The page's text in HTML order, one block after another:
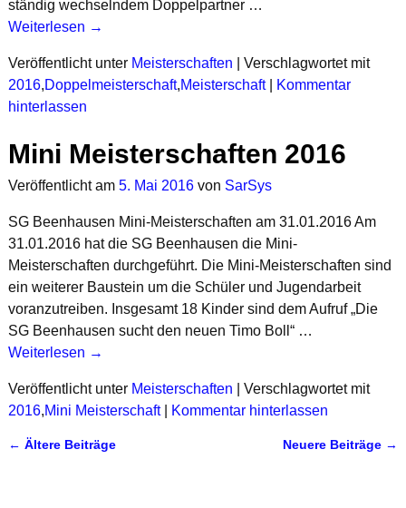
ständig wechselndem Doppelpartner …
Weiterlesen →
Veröffentlicht unter Meisterschaften
Verschlagwortet mit
2016,Doppelmeisterschaft,Meisterschaft|
Kommentar
hinterlassen
Mini Meisterschaften 2016
Veröffentlicht am 5. Mai 2016 von SarSys
SG Beenhausen Mini-Meisterschaften am 31.01.2016 Am
31.01.2016 hat die SG Beenhausen die Mini-
Meisterschaften durchgeführt. Die Mini-Meisterschaften sind
ein weiterer Baustein um die Schüler und Jugendarbeit
voranzutreiben. Insgesamt 18 Kinder sind dem Aufruf „Die
SG Beenhausen sucht den neuen Timo Boll“ …
Weiterlesen →
Veröffentlicht unter Meisterschaften
Verschlagwortet mit
2016,Mini Meisterschaft| Kommentar hinterlassen
← Ältere Beiträge Neuere Beiträge →